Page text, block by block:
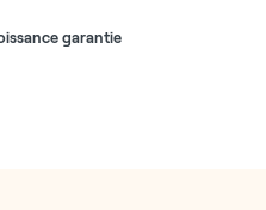
garantie